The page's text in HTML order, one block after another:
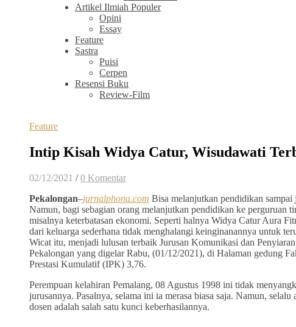
Artikel Ilmiah Populer
Opini
Essay
Feature
Sastra
Puisi
Cerpen
Resensi Buku
Review-Film
Feature
Intip Kisah Widya Catur, Wisudawati
02/12/2021 / 0 Komentar
Pekalongan–jurnalphona.com Bisa melanjutkan pendidikan sampai
Namun, bagi sebagian orang melanjutkan pendidikan ke perguruan
misalnya keterbatasan ekonomi. Seperti halnya Widya Catur Aura
dari keluarga sederhana tidak menghalangi keinginanannya untuk
Wicat itu, menjadi lulusan terbaik Jurusan Komunikasi dan
Pekalongan yang digelar Rabu, (01/12/2021), di Halaman gedung
Prestasi Kumulatif (IPK) 3,76.
Perempuan kelahiran Pemalang, 08 Agustus 1998 ini tidak
jurusannya. Pasalnya, selama ini ia merasa biasa saja. Namun,
dosen adalah salah satu kunci keberhasilannya.